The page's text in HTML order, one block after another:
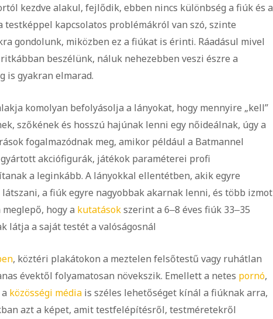
kezdve alakul, fejlődik, ebben nincs különbség a fiúk és a
testképpel kapcsolatos problémákról van szó, szinte
gondolunk, miközben ez a fiúkat is érinti. Ráadásul mivel
beszélünk, náluk nehezebben veszi észre a
is gyakran elmarad.
komolyan befolyásolja a lányokat, hogy mennyire „kell”
szőkének és hosszú hajúnak lenni egy nőideálnak, úgy a
fogalmazódnak meg, amikor például a Batmannel
akciófigurák, játékok paraméterei profi
a leginkább. A lányokkal ellentétben, akik egyre
a fiúk egyre nagyobbak akarnak lenni, és több izmot
hogy a kutatásokszerint a 6‒8 éves fiúk 33‒35
látja a saját testét a valóságosnál
, köztéri plakátokon a meztelen felsőtestű vagy ruhátlan
évektől folyamatosan növekszik. Emellett a netes pornó,
közösségi médiais széles lehetőséget kínál a fiúknak arra,
azt a képet, amit testfelépítésről, testméretekről